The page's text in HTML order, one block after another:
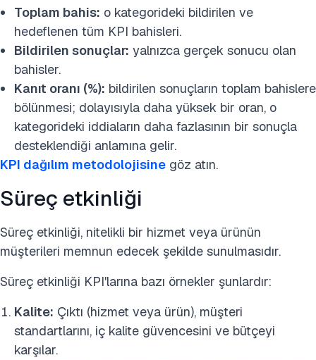
Toplam bahis: o kategorideki bildirilen ve
hedeflenen tüm KPI bahisleri.
Bildirilen sonuçlar: yalnızca gerçek sonucu olan
bahisler.
Kanıt oranı (%): bildirilen sonuçların toplam bahislere
bölünmesi; dolayısıyla daha yüksek bir oran, o
kategorideki iddiaların daha fazlasının bir sonuçla
desteklendiği anlamına gelir.
KPI dağılım metodolojisine göz atın.
Süreç etkinliği
Süreç etkinliği, nitelikli bir hizmet veya ürünün
müşterileri memnun edecek şekilde sunulmasıdır.
Süreç etkinliği KPI'larına bazı örnekler şunlardır:
Kalite: Çıktı (hizmet veya ürün), müşteri
standartlarını, iç kalite güvencesini ve bütçeyi
karşılar.